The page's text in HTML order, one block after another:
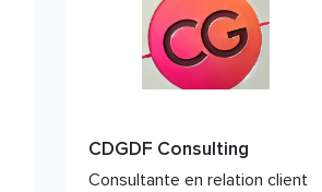
CDGDF Consulting
Consultante en relation client